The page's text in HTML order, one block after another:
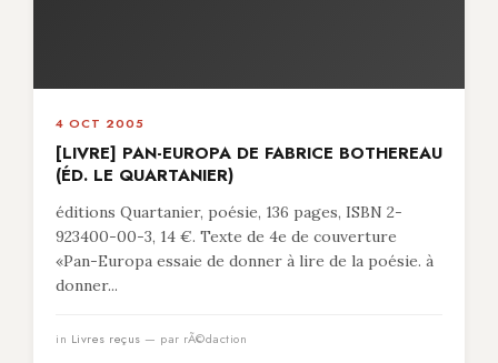
4 OCT 2005
[LIVRE] PAN-EUROPA DE FABRICE BOTHEREAU
(ÉD. LE QUARTANIER)
éditions Quartanier, poésie, 136 pages, ISBN 2-
923400-00-3, 14 €. Texte de 4e de couverture
«Pan-Europa essaie de donner à lire de la poésie. à
donner...
in Livres reçus — par rÃ©daction